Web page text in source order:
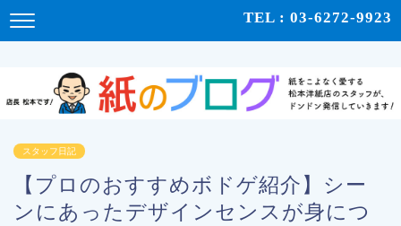
TEL : 03-6272-9923
スタッフ日記
【プロのおすすめボドゲ紹介】シー
ンにあったデザインセンスが身につ